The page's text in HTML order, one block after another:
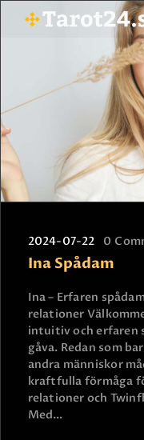
HEM
TAROT
JOBBA
FAQ
2024-07-22 0
Ina Spådam
Ina – Erfaren
relationer
intuitiv och erfaren
gåva. Redan som
andra människor
kraftfulla förmåga
relationer och
Med…